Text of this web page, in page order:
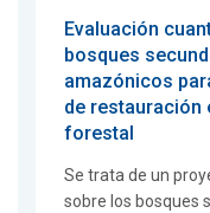
Evaluación
bosques
amazónicos
de restauración
forestal
Se trata de un
sobre los bosques